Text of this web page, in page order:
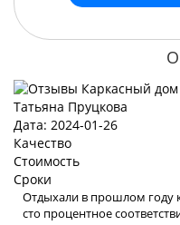
Татьяна Пруцкова
Дата: 2024-01-26
Качество
Стоимость
Сроки
Отдыхали в прошлом году
сто процентное